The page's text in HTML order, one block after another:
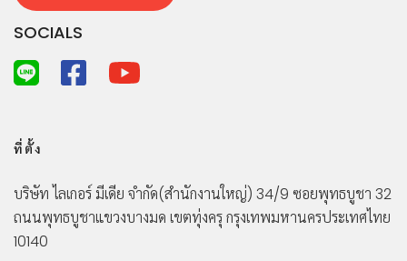
ที่ตั้ง
บริษัท ไลเกอร์ มีเดีย จำกัด(สำนักงานใหญ่) 34/9 ซอยพุทธบูชา 32
ถนนพุทธบูชาแขวงบางมด เขตทุ่งครุ กรุงเทพมหานครประเทศไทย
10140
SOCIALS